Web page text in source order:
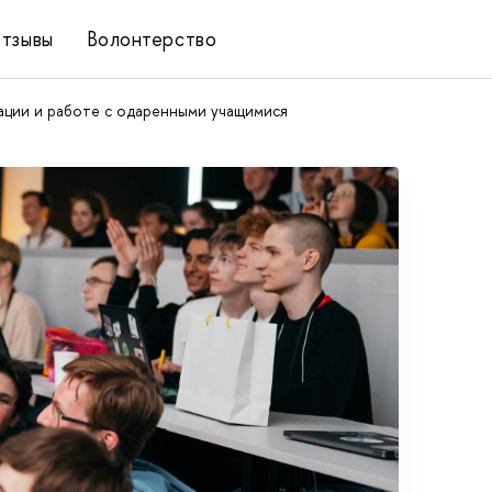
Волонтерство
и работе с одаренными учащимися